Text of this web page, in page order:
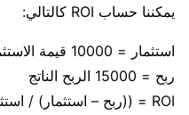
يمكننا حساب ROI كالتالي:
استثمار = 10000 قيمة الاستثمار
ربح = 15000 الربح الناتج
ROI = ((ربح – استثمار) / استثمار) * 100